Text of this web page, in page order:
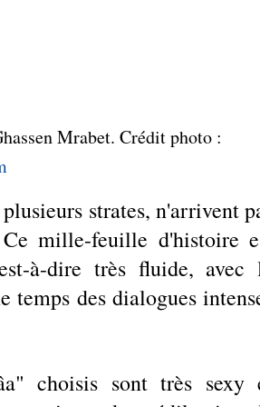
Mrabet. Crédit photo :
strates, n'arrivent
mille-feuille d'histoire
à-dire très fluide, avec
temps des dialogues
choisis sont très sexy